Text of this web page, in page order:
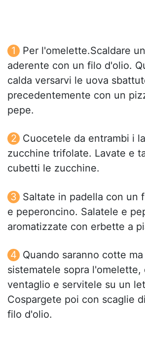
Per l'omelette.Scaldare
aderente con un filo d'olio.
calda versarvi le uova
precedentemente con un
pepe.
Cuocetele da entrambi i
zucchine trifolate. Lavate e
cubetti le zucchine.
Saltate in padella con un
e peperoncino. Salatele e
aromatizzate con erbette a
Quando saranno cotte
sistematele sopra l'omelette,
ventaglio e servitele su un
Cospargete poi con scaglie
filo d'olio.